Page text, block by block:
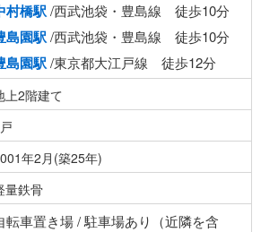
村橋駅/西武池袋・豊島線 徒歩10分
島園駅/西武池袋・豊島線 徒歩10分
島園駅/東京都大江戸線 徒歩12分
上2階建て
年2月(築25年)
量鉄骨
転車置き場 / 駐車場あり（近隣を含